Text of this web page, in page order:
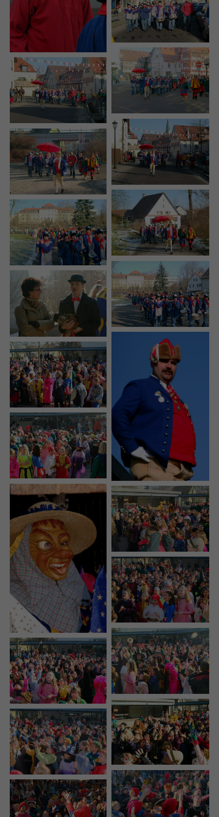
About us
Lorem ipsum dolor sit amet, consectetuer
adipiscing elit.
Aenean commodo ligula eget dolor. Aenean
massa. Cum sociis natoque penatibus et magnis
dis parturient montes, nascetur ridiculus mus.
Donec quam felis, ultricies nec.